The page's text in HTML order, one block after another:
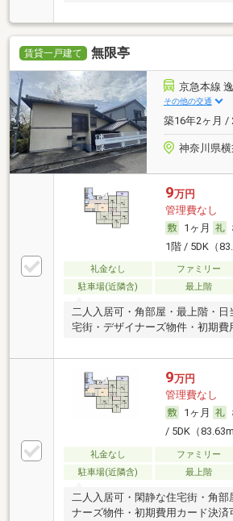
賃貸一戸建て 無限亭
京急本線
その他の交通
築16年2ヶ月 /
神奈川県横
9万円
管理費なし
1ヶ月
1階 / 5DK（
礼金なし ファミリー
駐車場(近隣含)
最上階
二人入居可・角部屋・最上階・日
宅街・デザイナーズ物件・初期費
9万円
管理費なし
1ヶ月
/ 5DK（83.63m
礼金なし ファミリー
駐車場(近隣含)
最上階
二人入居可・閑静な住宅街・角部
ナーズ物件・初期費用カード決済